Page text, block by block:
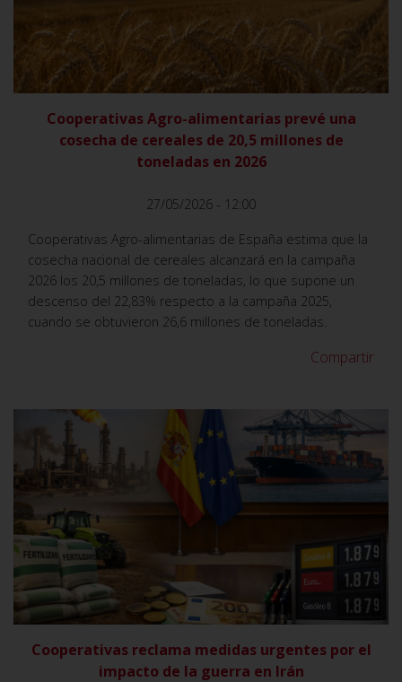
VER
Cooperativas Agro-alimentarias prevé una
cosecha de cereales de 20,5 millones de
toneladas en 2026
27/05/2026 - 12:00
Cooperativas Agro-alimentarias de España estima que la
cosecha nacional de cereales alcanzará en la campaña
2026 los 20,5 millones de toneladas, lo que supone un
descenso del 22,83% respecto a la campaña 2025,
cuando se obtuvieron 26,6 millones de toneladas.
Compartir
VER
Cooperativas reclama medidas urgentes por el
impacto de la guerra en Irán